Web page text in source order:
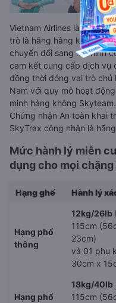
Vietnam Airlines là Tổng
trò là hãng hàng không
chuyển đổi sang mô hình
cam kết cung cấp dịch vụ
đồng thời đóng vai trò chủ
Nam với quy mô hoạt
minh hàng không
Chứng nhận An toàn khai
SkyTrax công nhận là
Mức hành lý miễn
dụng cho mọi chặng
Hạng ghế Hành lý
Hạng phổ
thông
12kg/26lb
115cm
23cm)
và 01 phụ
30cm x
Hạng phổ
18kg/40lb
115cm